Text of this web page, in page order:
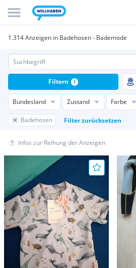
1.314 Anzeigen in Badehosen - Bademode
Bundesland Zustand Farbe
Badehosen Filter zurücksetzen
Filtern 1
Infos zur Reihung der Anzeigen